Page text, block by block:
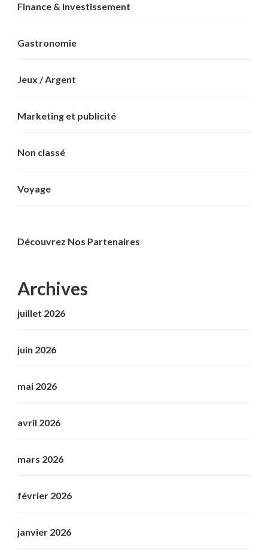
Finance & Investissement
Gastronomie
Jeux / Argent
Marketing et publicité
Non classé
Voyage
Découvrez Nos Partenaires
Archives
juillet 2026
juin 2026
mai 2026
avril 2026
mars 2026
février 2026
janvier 2026